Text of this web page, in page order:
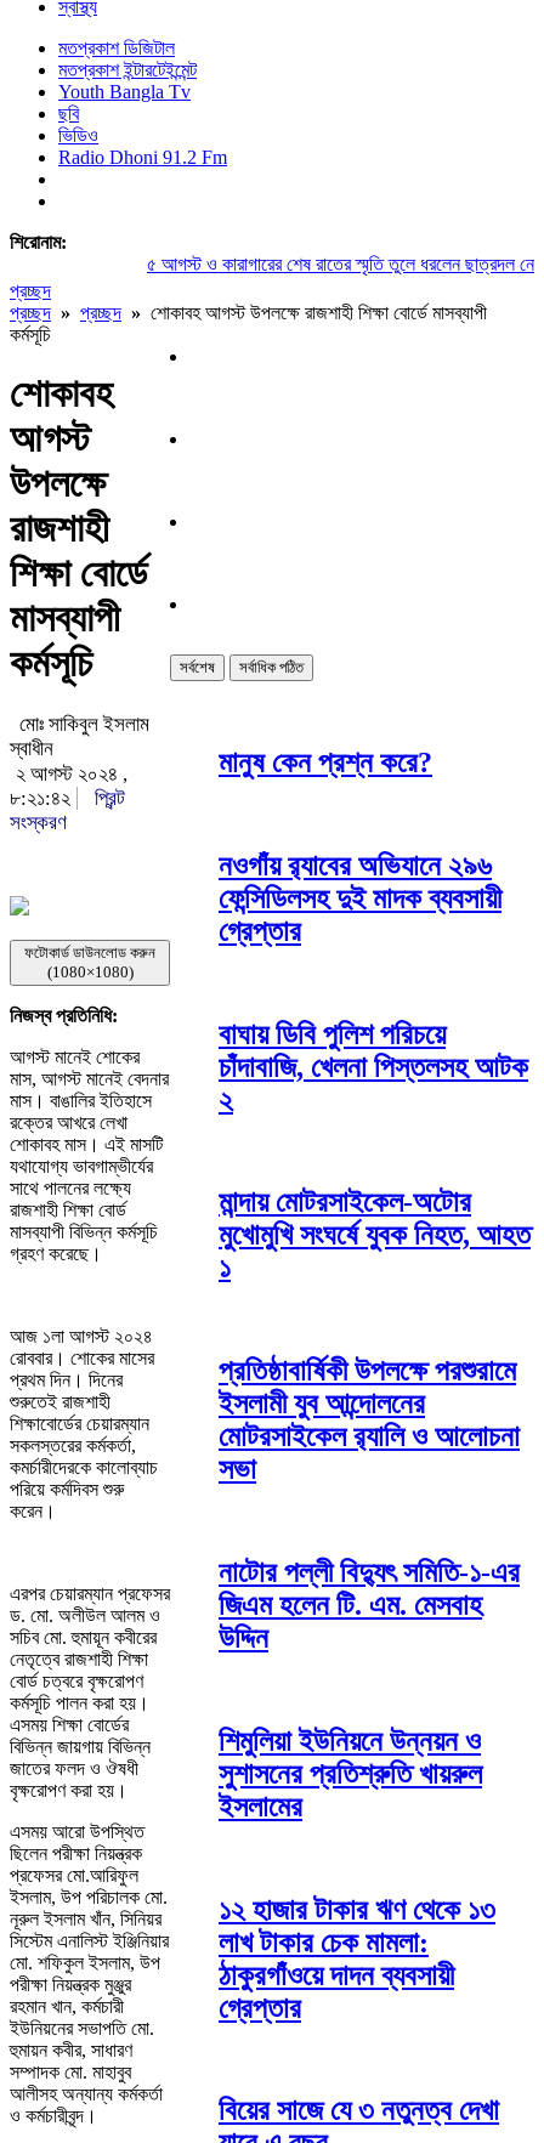
স্বাস্থ্য
মতপ্রকাশ ডিজিটাল
মতপ্রকাশ ইন্টারটেইন্মেন্ট
Youth Bangla Tv
ছবি
ভিডিও
Radio Dhoni 91.2 Fm
শিরোনাম:
৫ আগস্ট ও কারাগারের শেষ রাতের স্মৃতি তুলে ধরলেন ছাত্রদল নেতা
প্রচ্ছদ
প্রচ্ছদ » প্রচ্ছদ » শোকাবহ আগস্ট উপলক্ষে রাজশাহী শিক্ষা বোর্ডে মাসব্যাপী
কর্মসূচি
শোকাবহ
আগস্ট
উপলক্ষে
রাজশাহী
শিক্ষা বোর্ডে
মাসব্যাপী
কর্মসূচি
মোঃ সাকিবুল ইসলাম
স্বাধীন
২ আগস্ট ২০২৪ ,
৮:২১:৪২
প্রিন্ট
সংস্করণ
ফটোকার্ড ডাউনলোড করুন
(1080×1080)
নিজস্ব প্রতিনিধি:
আগস্ট মানেই শোকের
মাস, আগস্ট মানেই বেদনার
মাস। বাঙালির ইতিহাসে
রক্তের আখরে লেখা
শোকাবহ মাস। এই মাসটি
যথাযোগ্য ভাবগাম্ভীর্যের
সাথে পালনের লক্ষ্যে
রাজশাহী শিক্ষা বোর্ড
মাসব্যাপী বিভিন্ন কর্মসূচি
গ্রহণ করেছে।
আজ ১লা আগস্ট ২০২৪
রোববার। শোকের মাসের
প্রথম দিন। দিনের
শুরুতেই রাজশাহী
শিক্ষাবোর্ডের চেয়ারম্যান
সকলস্তরের কর্মকর্তা,
কমর্চারীদেরকে কালোব্যাচ
পরিয়ে কর্মদিবস শুরু
করেন।
এরপর চেয়ারম্যান প্রফেসর
ড. মো. অলীউল আলম ও
সচিব মো. হুমায়ূন কবীরের
নেতৃত্বে রাজশাহী শিক্ষা
বোর্ড চত্বরে বৃক্ষরোপণ
কর্মসূচি পালন করা হয়।
এসময় শিক্ষা বোর্ডের
বিভিন্ন জায়গায় বিভিন্ন
জাতের ফলদ ও ঔষধী
বৃক্ষরোপণ করা হয়।
এসময় আরো উপস্থিত
ছিলেন পরীক্ষা নিয়ন্ত্রক
প্রফেসর মো.আরিফুল
ইসলাম, উপ পরিচালক মো.
নূরুল ইসলাম খাঁন, সিনিয়র
সিস্টেম এনালিস্ট ইঞ্জিনিয়ার
মো. শফিকুল ইসলাম, উপ
পরীক্ষা নিয়ন্ত্রক মুঞ্জুর
রহমান খান, কর্মচারী
ইউনিয়নের সভাপতি মো.
হুমায়ন কবীর, সাধারণ
সম্পাদক মো. মাহাবুব
আলীসহ অন্যান্য কর্মকর্তা
ও কর্মচারীবৃন্দ।
সর্বশেষ সর্বাধিক পঠিত
মানুষ কেন প্রশ্ন করে?
নওগাঁয় র‌্যাবের অভিযানে ২৯৬
ফেন্সিডিলসহ দুই মাদক ব্যবসায়ী
গ্রেপ্তার
বাঘায় ডিবি পুলিশ পরিচয়ে
চাঁদাবাজি, খেলনা পিস্তলসহ আটক
২
মান্দায় মোটরসাইকেল-অটোর
মুখোমুখি সংঘর্ষে যুবক নিহত, আহত
১
প্রতিষ্ঠাবার্ষিকী উপলক্ষে পরশুরামে
ইসলামী যুব আন্দোলনের
মোটরসাইকেল র‌্যালি ও আলোচনা
সভা
নাটোর পল্লী বিদ্যুৎ সমিতি-১-এর
জিএম হলেন টি. এম. মেসবাহ
উদ্দিন
শিমুলিয়া ইউনিয়নে উন্নয়ন ও
সুশাসনের প্রতিশ্রুতি খায়রুল
ইসলামের
১২ হাজার টাকার ঋণ থেকে ১৩
লাখ টাকার চেক মামলা:
ঠাকুরগাঁওয়ে দাদন ব্যবসায়ী
গ্রেপ্তার
বিয়ের সাজে যে ৩ নতুনত্ব দেখা